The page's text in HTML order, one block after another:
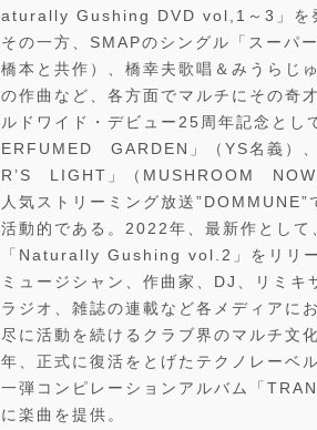
aturally Gushing DVD vol,1～3」を
その一方、SMAPのシングル「スーパ
橋本と共作）、橋幸夫歌唱＆みうらじ
の作曲など、各方面でマルチにその奇
ルドワイド・デビュー25周年記念と
ERFUMED GARDEN」（YS名義）
R’S LIGHT」（MUSHROOM NOW!
人気ストリーミング放送”DOMMUNE”
活動的である。2022年、最新作として
「Naturally Gushing vol.2」をリリー
ミュージシャン、作曲家、DJ、リミキ
ラジオ、雑誌の連載など各メディアに
尽に活動を続けるクラブ界のマルチ文
年、正式に復活をとげたテクノレー
一弾コンピレーションアルバム「
に楽曲を提供。